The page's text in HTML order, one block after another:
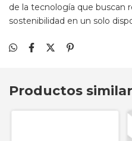
de la tecnología que buscan
sostenibilidad en un solo
Productos